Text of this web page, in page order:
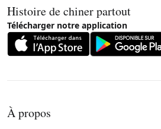
Histoire de chiner partout
Télécharger notre application
À propos